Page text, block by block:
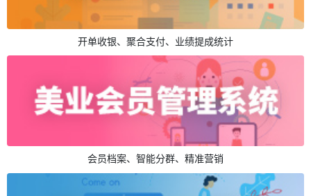
开单收银、聚合支付、业绩提成统计
会员档案、智能分群、精准营销